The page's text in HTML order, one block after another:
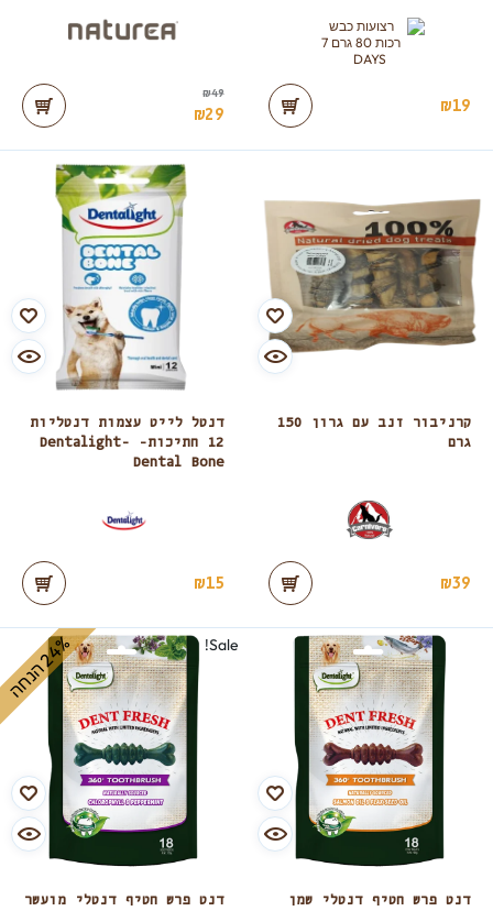
₪19
₪49
₪29
קרניבור זנב עם גרון 150
גרם
₪39
דנטל לייט עצמות דנטליות
12 חתיכות- Dentalight-
Dental Bone
₪15
דנט פרש חטיף דנטלי שמן
Sale!
דנט פרש חטיף דנטלי מועשר
2
4
%
ה
נ
ח
ה